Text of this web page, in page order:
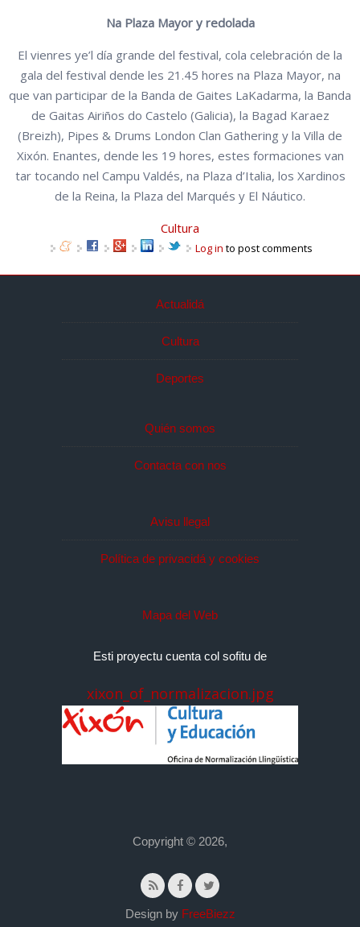
Na Plaza Mayor y redolada
El vienres ye’l día grande del festival, cola celebración de la
gala del festival dende les 21.45 hores na Plaza Mayor, na
que van participar de la Banda de Gaites LaKadarma, la Banda
de Gaitas Airiños do Castelo (Galicia), la Bagad Karaez
(Breizh), Pipes & Drums London Clan Gathering y la Villa de
Xixón. Enantes, dende les 19 hores, estes formaciones van
tar tocando nel Campu Valdés, na Plaza d’Italia, los Xardinos
de la Reina, la Plaza del Marqués y El Náutico.
Cultura
Log in to post comments
Actualidá
Cultura
Deportes
Quién somos
Contacta con nos
Avisu llegal
Política de privacidá y cookies
Mapa del Web
Esti proyectu cuenta col sofitu de
xixon_of_normalizacion.jpg
Copyright © 2026,
Design by FreeBiezz